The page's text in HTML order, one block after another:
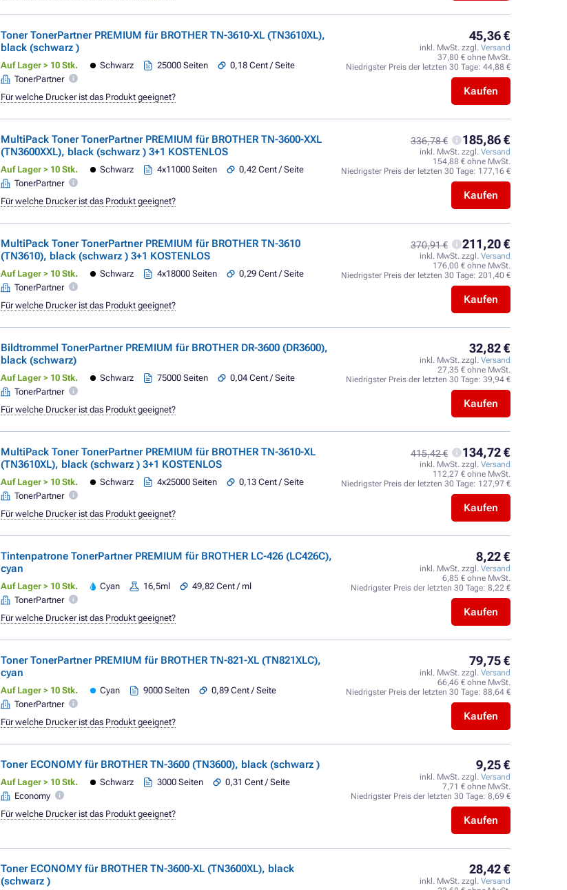
Toner TonerPartner PREMIUM für BROTHER TN-3610-XL (TN3610XL),
black (schwarz )
Auf Lager > 10 Stk. Schwarz 25000 Seiten
0,18 Cent / Seite
TonerPartner
45,36 €
inkl. MwSt. zzgl. Versand
37,80 € ohne MwSt.
Niedrigster Preis der letzten 30 Tage: 44,88 €
Kaufen
Für welche Drucker ist das Produkt geeignet?
MultiPack Toner TonerPartner PREMIUM für BROTHER TN-3600-XXL
(TN3600XXL), black (schwarz ) 3+1 KOSTENLOS
Auf Lager > 10 Stk. Schwarz 4x11000 Seiten
0,42 Cent / Seite
TonerPartner
336,78 € 185,86 €
inkl. MwSt. zzgl. Versand
154,88 € ohne MwSt.
Niedrigster Preis der letzten 30 Tage: 177,16 €
Kaufen
Für welche Drucker ist das Produkt geeignet?
MultiPack Toner TonerPartner PREMIUM für BROTHER TN-3610
(TN3610), black (schwarz ) 3+1 KOSTENLOS
Auf Lager > 10 Stk. Schwarz 4x18000 Seiten
0,29 Cent / Seite
TonerPartner
370,91 € 211,20 €
inkl. MwSt. zzgl. Versand
176,00 € ohne MwSt.
Niedrigster Preis der letzten 30 Tage: 201,40 €
Kaufen
Für welche Drucker ist das Produkt geeignet?
Bildtrommel TonerPartner PREMIUM für BROTHER DR-3600 (DR3600),
black (schwarz)
Auf Lager > 10 Stk. Schwarz 75000 Seiten
0,04 Cent / Seite
TonerPartner
32,82 €
inkl. MwSt. zzgl. Versand
27,35 € ohne MwSt.
Niedrigster Preis der letzten 30 Tage: 39,94 €
Kaufen
Für welche Drucker ist das Produkt geeignet?
MultiPack Toner TonerPartner PREMIUM für BROTHER TN-3610-XL
(TN3610XL), black (schwarz ) 3+1 KOSTENLOS
Auf Lager > 10 Stk. Schwarz 4x25000 Seiten
0,13 Cent / Seite
TonerPartner
415,42 € 134,72 €
inkl. MwSt. zzgl. Versand
112,27 € ohne MwSt.
Niedrigster Preis der letzten 30 Tage: 127,97 €
Kaufen
Für welche Drucker ist das Produkt geeignet?
Tintenpatrone TonerPartner PREMIUM für BROTHER LC-426 (LC426C),
cyan
Auf Lager > 10 Stk. Cyan 16,5ml
49,82 Cent / ml
TonerPartner
8,22 €
inkl. MwSt. zzgl. Versand
6,85 € ohne MwSt.
Niedrigster Preis der letzten 30 Tage: 8,22 €
Kaufen
Für welche Drucker ist das Produkt geeignet?
Toner TonerPartner PREMIUM für BROTHER TN-821-XL (TN821XLC),
cyan
Auf Lager > 10 Stk. Cyan 9000 Seiten
0,89 Cent / Seite
TonerPartner
79,75 €
inkl. MwSt. zzgl. Versand
66,46 € ohne MwSt.
Niedrigster Preis der letzten 30 Tage: 88,64 €
Kaufen
Für welche Drucker ist das Produkt geeignet?
Toner ECONOMY für BROTHER TN-3600 (TN3600), black (schwarz )
Auf Lager > 10 Stk. Schwarz 3000 Seiten
0,31 Cent / Seite
Economy
9,25 €
inkl. MwSt. zzgl. Versand
7,71 € ohne MwSt.
Niedrigster Preis der letzten 30 Tage: 8,69 €
Kaufen
Für welche Drucker ist das Produkt geeignet?
Toner ECONOMY für BROTHER TN-3600-XL (TN3600XL), black
(schwarz )
28,42 €
inkl. MwSt. zzgl. Versand